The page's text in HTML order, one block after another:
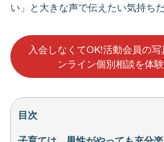
い」と大きな声で伝えたい気持ちだ
入会しなくてOK!活動会員の
ンライン個別相談を体
目次